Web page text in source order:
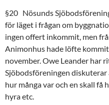
§20 Nösunds
för läget i frågan om
ingen offert inkommit, men
Animonhus hade löfte
november. Owe Leander har
Sjöbodsföreningen diskuterar
hur många var och en skall få
hyra etc.